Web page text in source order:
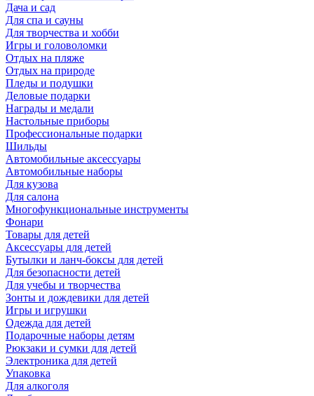
Дача и сад
Для спа и сауны
Для творчества и хобби
Игры и головоломки
Отдых на пляже
Отдых на природе
Пледы и подушки
Деловые подарки
Награды и медали
Настольные приборы
Профессиональные подарки
Шильды
Автомобильные аксессуары
Автомобильные наборы
Для кузова
Для салона
Многофункциональные инструменты
Фонари
Товары для детей
Аксессуары для детей
Бутылки и ланч-боксы для детей
Для безопасности детей
Для учебы и творчества
Зонты и дождевики для детей
Игры и игрушки
Одежда для детей
Подарочные наборы детям
Рюкзаки и сумки для детей
Электроника для детей
Упаковка
Для алкоголя